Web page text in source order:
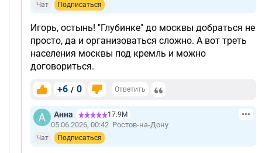
Чат Подписаться
Игорь, остынь! "Глубинке" до москвы добраться не
просто, да и организоваться сложно. А вот треть
населения москвы под кремль и можно
договориться.
+6 / 0 Ответить
Анна 17.9М
05.06.2026, 00:42 Ростов-на-Дону
Чат Подписаться